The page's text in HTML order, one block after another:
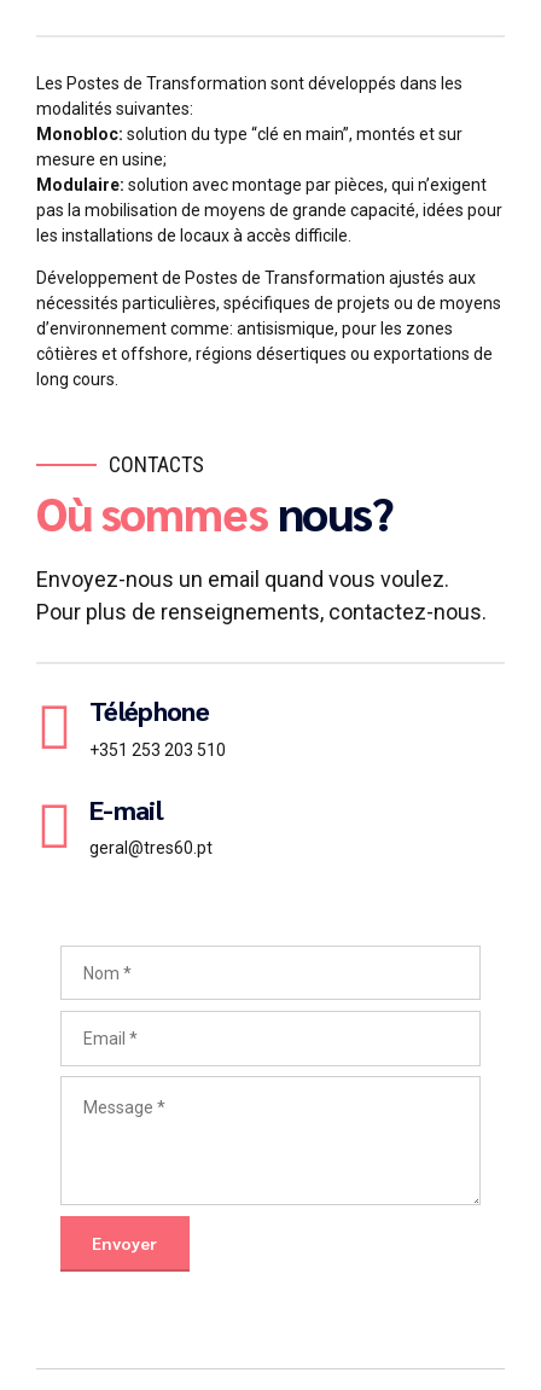
Les Postes de Transformation sont développés dans les
modalités suivantes:
Monobloc: solution du type “clé en main”, montés et sur
mesure en usine;
Modulaire: solution avec montage par pièces, qui n’exigent
pas la mobilisation de moyens de grande capacité, idées pour
les installations de locaux à accès difficile.
Développement de Postes de Transformation ajustés aux
nécessités particulières, spécifiques de projets ou de moyens
d’environnement comme: antisismique, pour les zones
côtières et offshore, régions désertiques ou exportations de
long cours.
CONTACTS
Où sommesnous?
Envoyez-nous un email quand vous voulez.
Pour plus de renseignements, contactez-nous.
Téléphone
+351 253 203 510
E-mail
geral@tres60.pt